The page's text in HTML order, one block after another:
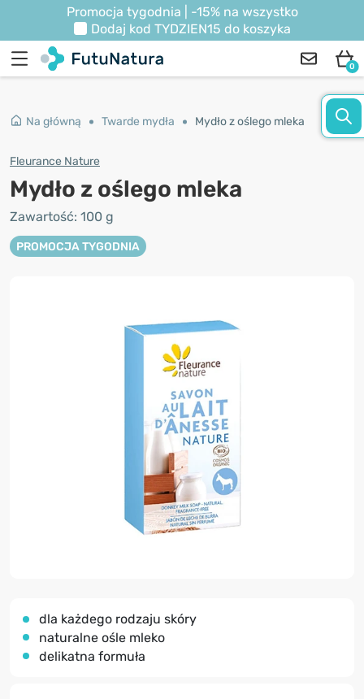
Promocja tygodnia | -15% na wszystko
Dodaj kod TYDZIEN15 do koszyka
0
Na główną Twarde mydła Mydło z oślego mleka
Fleurance Nature
Mydło z oślego mleka
Zawartość: 100 g
PROMOCJA TYGODNIA
dla każdego rodzaju skóry
naturalne ośle mleko
delikatna formuła